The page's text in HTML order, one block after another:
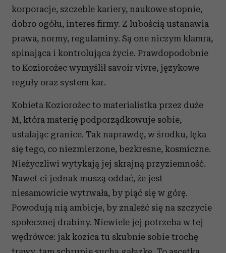
korporacje, szczeble kariery, naukowe stopnie,
dobro ogółu, interes firmy. Z lubością ustanawia
prawa, normy, regulaminy. Są one niczym klamra,
spinająca i kontrolująca życie. Prawdopodobnie
to Koziorożec wymyślił savoir vivre, językowe
reguły oraz system kar.
Kobieta Koziorożec to materialistka przez duże
M, która materię podporządkowuje sobie,
ustalając granice. Tak naprawdę, w środku, lęka
się tego, co niezmierzone, bezkresne, kosmiczne.
Nieżyczliwi wytykają jej skrajną przyziemność.
Nawet ci jednak muszą oddać, że jest
niesamowicie wytrwała, by piąć się w górę.
Powodują nią ambicje, by znaleźć się na szczycie
społecznej drabiny. Niewiele jej potrzeba w tej
wędrówce: jak kozica tu skubnie sobie trochę